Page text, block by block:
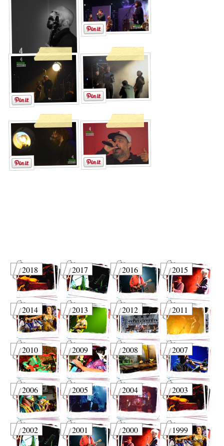
2018 2017 2016 2015
2014 2013 2012 2011
2010 2009 2008 2007
2006 2005 2004 2003
2002 2001 2000 1999